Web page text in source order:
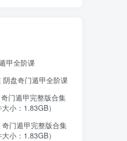
甲全阶课
阴盘奇门遁甲全阶课
门遁甲完整版合集
小：1.83GB）
门遁甲完整版合集
小：1.83GB）